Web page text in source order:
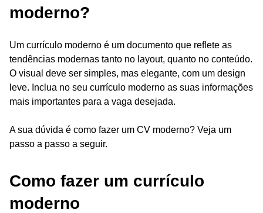
moderno?
Um currículo moderno é um documento que reflete as
tendências modernas tanto no layout, quanto no conteúdo.
O visual deve ser simples, mas elegante, com um design
leve. Inclua no seu currículo moderno as suas informações
mais importantes para a vaga desejada.
A sua dúvida é como fazer um CV moderno? Veja um
passo a passo a seguir.
Como fazer um currículo
moderno